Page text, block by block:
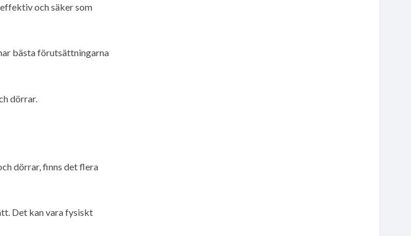
och säker som
bästa förutsättningarna
dörrar.
dörrar, finns det flera
Det kan vara fysiskt